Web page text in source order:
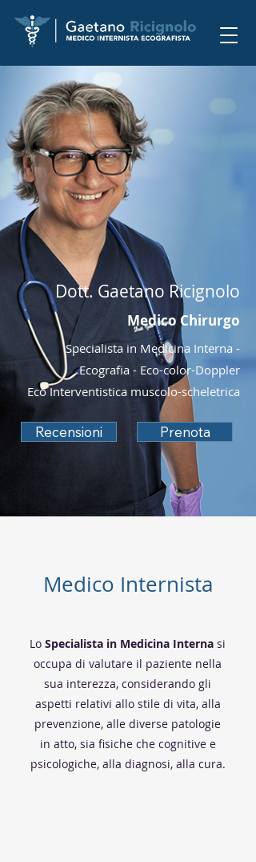
Dott. Gaetano Ricignolo
Medico Chirurgo
Specialista in Medicina Interna -
Ecografia - Eco-color-Doppler
Eco Interventistica muscolo-scheletrica
Recensioni Prenota
Medico Internista
Lo Specialista in Medicina Interna si
occupa di valutare il paziente nella
sua interezza, considerando gli
aspetti relativi allo stile di vita, alla
prevenzione, alle diverse patologie
in atto, sia fisiche che cognitive e
psicologiche, alla diagnosi, alla cura.